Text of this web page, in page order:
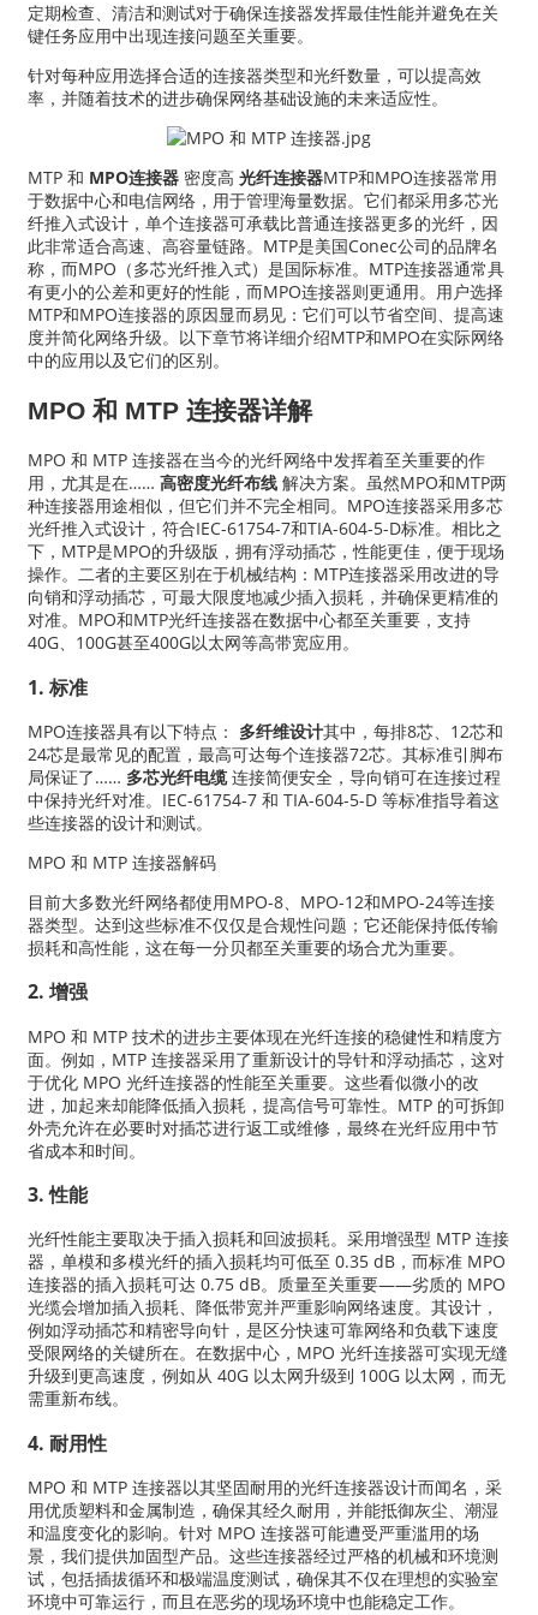
定期检查、清洁和测试对于确保连接器发挥最佳性能并避免在关
键任务应用中出现连接问题至关重要。
针对每种应用选择合适的连接器类型和光纤数量，可以提高效
率，并随着技术的进步确保网络基础设施的未来适应性。
MTP 和 MPO连接器密度高 光纤连接器MTP和MPO连接器常用
于数据中心和电信网络，用于管理海量数据。它们都采用多芯光
纤推入式设计，单个连接器可承载比普通连接器更多的光纤，因
此非常适合高速、高容量链路。MTP是美国Conec公司的品牌名
称，而MPO（多芯光纤推入式）是国际标准。MTP连接器通常具
有更小的公差和更好的性能，而MPO连接器则更通用。用户选择
MTP和MPO连接器的原因显而易见：它们可以节省空间、提高速
度并简化网络升级。以下章节将详细介绍MTP和MPO在实际网络
中的应用以及它们的区别。
MPO 和 MTP 连接器详解
MPO 和 MTP 连接器在当今的光纤网络中发挥着至关重要的作
用，尤其是在…… 高密度光纤布线解决方案。虽然MPO和MTP两
种连接器用途相似，但它们并不完全相同。MPO连接器采用多芯
光纤推入式设计，符合IEC-61754-7和TIA-604-5-D标准。相比之
下，MTP是MPO的升级版，拥有浮动插芯，性能更佳，便于现场
操作。二者的主要区别在于机械结构：MTP连接器采用改进的导
向销和浮动插芯，可最大限度地减少插入损耗，并确保更精准的
对准。MPO和MTP光纤连接器在数据中心都至关重要，支持
40G、100G甚至400G以太网等高带宽应用。
1. 标准
MPO连接器具有以下特点： 多纤维设计其中，每排8芯、12芯和
24芯是最常见的配置，最高可达每个连接器72芯。其标准引脚布
局保证了…… 多芯光纤电缆连接简便安全，导向销可在连接过程
中保持光纤对准。IEC-61754-7 和 TIA-604-5-D 等标准指导着这
些连接器的设计和测试。
MPO 和 MTP 连接器解码
目前大多数光纤网络都使用MPO-8、MPO-12和MPO-24等连接
器类型。达到这些标准不仅仅是合规性问题；它还能保持低传输
损耗和高性能，这在每一分贝都至关重要的场合尤为重要。
2. 增强
MPO 和 MTP 技术的进步主要体现在光纤连接的稳健性和精度方
面。例如，MTP 连接器采用了重新设计的导针和浮动插芯，这对
于优化 MPO 光纤连接器的性能至关重要。这些看似微小的改
进，加起来却能降低插入损耗，提高信号可靠性。MTP 的可拆卸
外壳允许在必要时对插芯进行返工或维修，最终在光纤应用中节
省成本和时间。
3. 性能
光纤性能主要取决于插入损耗和回波损耗。采用增强型 MTP 连接
器，单模和多模光纤的插入损耗均可低至 0.35 dB，而标准 MPO
连接器的插入损耗可达 0.75 dB。质量至关重要——劣质的 MPO
光缆会增加插入损耗、降低带宽并严重影响网络速度。其设计，
例如浮动插芯和精密导向针，是区分快速可靠网络和负载下速度
受限网络的关键所在。在数据中心，MPO 光纤连接器可实现无缝
升级到更高速度，例如从 40G 以太网升级到 100G 以太网，而无
需重新布线。
4. 耐用性
MPO 和 MTP 连接器以其坚固耐用的光纤连接器设计而闻名，采
用优质塑料和金属制造，确保其经久耐用，并能抵御灰尘、潮湿
和温度变化的影响。针对 MPO 连接器可能遭受严重滥用的场
景，我们提供加固型产品。这些连接器经过严格的机械和环境测
试，包括插拔循环和极端温度测试，确保其不仅在理想的实验室
环境中可靠运行，而且在恶劣的现场环境中也能稳定工作。